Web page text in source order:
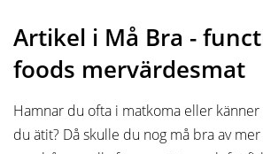
Artikel i Må Bra -
foods mervärdesmat
Hamnar du ofta i matkoma eller
du ätit? Då skulle du nog må bra av